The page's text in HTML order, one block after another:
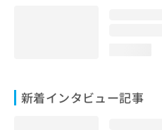
新着インタビュー記事